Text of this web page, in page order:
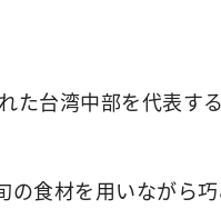
た台湾中部を代表す
の食材を用いながら